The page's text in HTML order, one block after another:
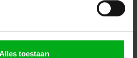
Alles toestaan